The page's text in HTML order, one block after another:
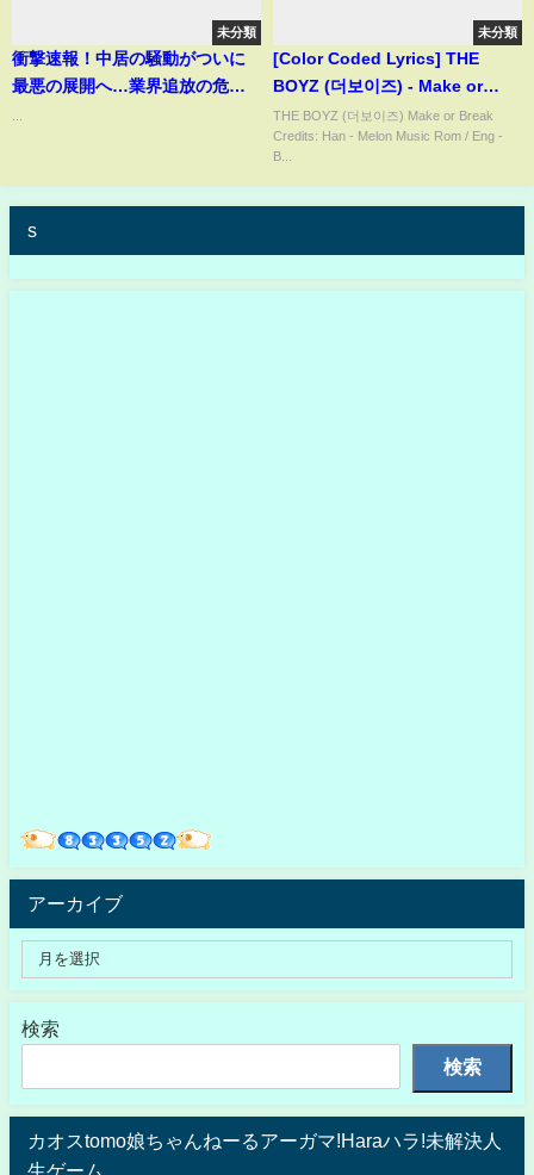
未分類
衝撃速報！中居の騒動がついに
最悪の展開へ…業界追放の危
未分類
[Color Coded Lyrics] THE
BOYZ (더보이즈) - Make or
Break (Han/Rom/Eng)
THE BOYZ (더보이즈) Make or Break
Credits: Han - Melon Music Rom / Eng -
B...
s
アーカイブ
検索
検索
カオスtomo娘ちゃんねーるアーガマ!Haraハラ!未解決人
生ゲーム